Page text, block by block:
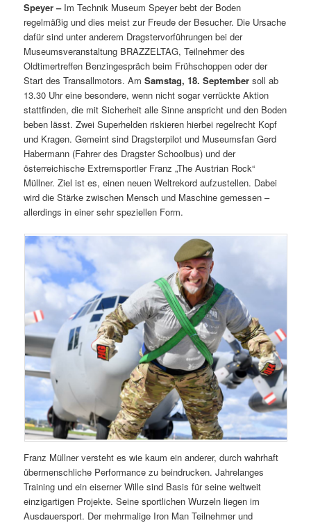
Speyer – Im Technik Museum Speyer bebt der Boden
regelmäßig und dies meist zur Freude der Besucher. Die Ursache
dafür sind unter anderem Dragstervorführungen bei der
Museumsveranstaltung BRAZZELTAG, Teilnehmer des
Oldtimertreffen Benzingespräch beim Frühschoppen oder der
Start des Transallmotors. AmSamstag, 18. September soll ab
13.30 Uhr eine besondere, wenn nicht sogar verrückte Aktion
stattfinden, die mit Sicherheit alle Sinne anspricht und den Boden
beben lässt. Zwei Superhelden riskieren hierbei regelrecht Kopf
und Kragen. Gemeint sind Dragsterpilot und Museumsfan Gerd
Habermann (Fahrer des Dragster Schoolbus) und der
österreichische Extremsportler Franz „The Austrian Rock“
Müllner. Ziel ist es, einen neuen Weltrekord aufzustellen. Dabei
wird die Stärke zwischen Mensch und Maschine gemessen –
allerdings in einer sehr speziellen Form.
Franz Müllner versteht es wie kaum ein anderer, durch wahrhaft
übermenschliche Performance zu beindrucken. Jahrelanges
Training und ein eiserner Wille sind Basis für seine weltweit
einzigartigen Projekte. Seine sportlichen Wurzeln liegen im
Ausdauersport. Der mehrmalige Iron Man Teilnehmer und